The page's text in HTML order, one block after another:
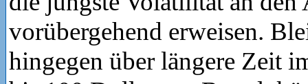
vorübergehend erweisen.
hingegen über längere Zeit